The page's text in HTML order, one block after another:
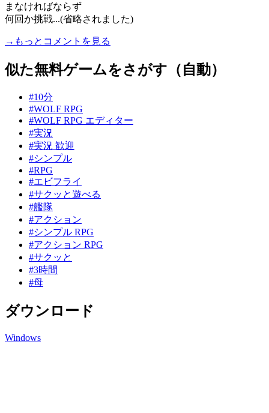
まなければならず
何回か挑戦...(省略されました)
→もっとコメントを見る
似た無料ゲームをさがす（自動）
#10分
#WOLF RPG
#WOLF RPG エディター
#実況
#実況 歓迎
#シンプル
#RPG
#エビフライ
#サクッと遊べる
#艦隊
#アクション
#シンプル RPG
#アクション RPG
#サクッと
#3時間
#母
ダウンロード
Windows